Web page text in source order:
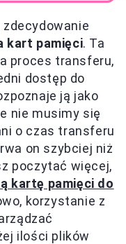
kart pamięci. Ta
proces transferu,
dostęp do
ją jako
nie musimy się
o czas transferu
on szybciej niż
poczytać więcej,
kartę pamięci do
korzystanie z
ilości plików